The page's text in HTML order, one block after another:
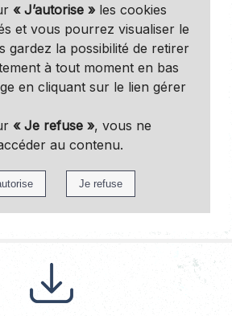
« J’autorise » les cookies
et vous pourrez visualiser le
gardez la possibilité de retirer
à tout moment en bas
en cliquant sur le lien gérer
« Je refuse », vous ne
au contenu.